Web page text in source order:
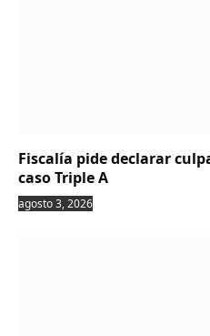
Fiscalía pide declarar
caso Triple A
agosto 3, 2026